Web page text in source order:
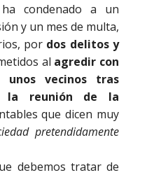
condenado a un
y un mes de multa,
por dos delitos y
al agredir con
vecinos tras
la reunión de la
que dicen muy
pretendidamente
debemos tratar de